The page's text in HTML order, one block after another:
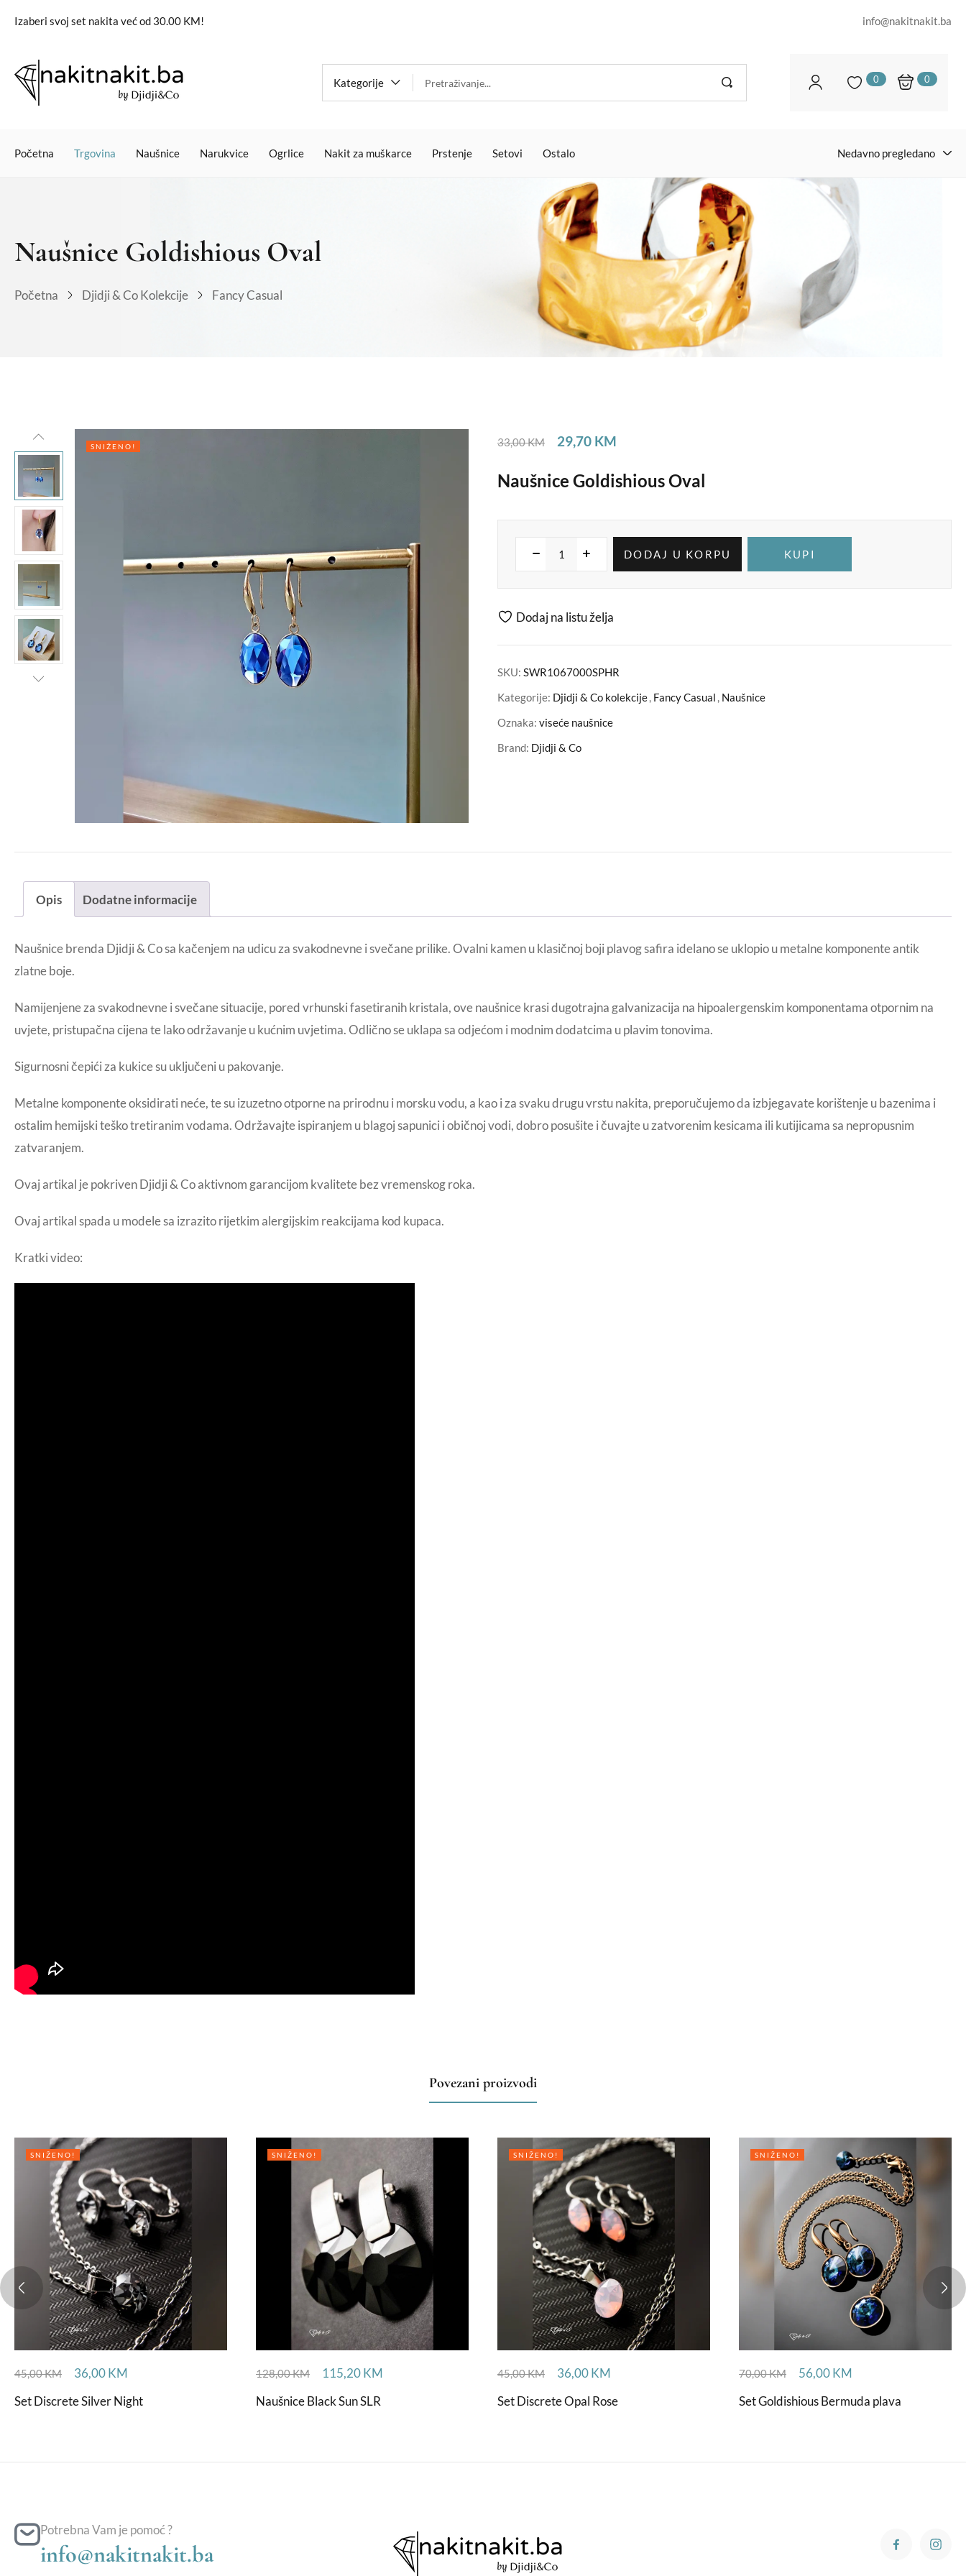
Izaberi svoj set nakita već od 30.00 KM! info@nakitnakit.ba
Kategorije 0 0
Početna Trgovina Naušnice Narukvice Ogrlice Nakit za muškarce Prstenje Setovi Ostalo Nedavno pregledano
Naušnice Goldishious Oval
Početna Djidji & Co Kolekcije Fancy Casual
SNIŽENO! 33,00KM 29,70 KM
Naušnice Goldishious Oval
DODAJ U KORPU KUPI
Dodaj na listu želja
SKU: SWR1067000SPHR
Kategorije: Djidji & Co kolekcije, Fancy Casual , Naušnice
Oznaka: viseće naušnice
Brand: Djidji & Co
Opis Dodatne informacije
Naušnice brenda Djidji & Co sa kačenjem na udicu za svakodnevne i svečane prilike. Ovalni kamen u klasičnoj boji plavog safira idelano se uklopio u metalne komponente antik
zlatne boje.
Namijenjene za svakodnevne i svečane situacije, pored vrhunski fasetiranih kristala, ove naušnice krasi dugotrajna galvanizacija na hipoalergenskim komponentama otpornim na
uvjete, pristupačna cijena te lako održavanje u kućnim uvjetima. Odlično se uklapa sa odjećom i modnim dodatcima u plavim tonovima.
Sigurnosni čepići za kukice su uključeni u pakovanje.
Metalne komponente oksidirati neće, te su izuzetno otporne na prirodnu i morsku vodu, a kao i za svaku drugu vrstu nakita, preporučujemo da izbjegavate korištenje u bazenima i
ostalim hemijski teško tretiranim vodama. Održavajte ispiranjem u blagoj sapunici i običnoj vodi, dobro posušite i čuvajte u zatvorenim kesicama ili kutijicama sa nepropusnim
zatvaranjem.
Ovaj artikal je pokriven Djidji & Co aktivnom garancijom kvalitete bez vremenskog roka.
Ovaj artikal spada u modele sa izrazito rijetkim alergijskim reakcijama kod kupaca.
Kratki video:
Povezani proizvodi
SNIŽENO!
45,00KM 36,00KM
Set Discrete Silver Night
SNIŽENO!
128,00KM 115,20KM
Naušnice Black Sun SLR
SNIŽENO!
45,00KM 36,00KM
Set Discrete Opal Rose
SNIŽENO!
70,00KM 56,00KM
Set Goldishious Bermuda plava
Potrebna Vam je pomoć ?
info@nakitnakit.ba